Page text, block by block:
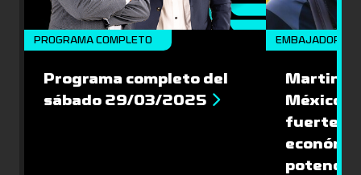
PROGRAMA COMPLETO
Programa completo del
sábado 29/03/2025
EMBAJADORES
Martin
México:
fuerte